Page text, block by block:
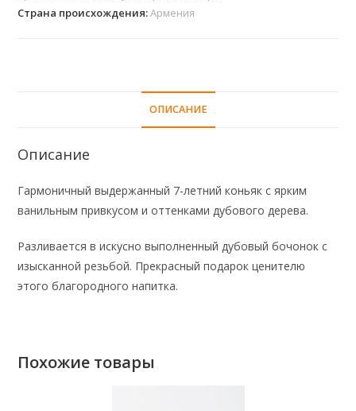
Страна происхождения:Армения
ОПИСАНИЕ
Описание
Гармоничный выдержанный 7-летний коньяк с ярким
ванильным привкусом и оттенками дубового дерева.
Разливается в искусно выполненный дубовый бочонок с
изысканной резьбой. Прекрасный подарок ценителю
этого благородного напитка.
Похожие товары